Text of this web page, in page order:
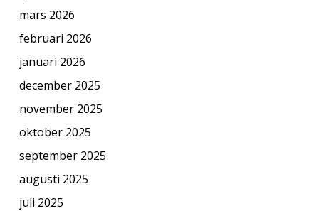
mars 2026
februari 2026
januari 2026
december 2025
november 2025
oktober 2025
september 2025
augusti 2025
juli 2025